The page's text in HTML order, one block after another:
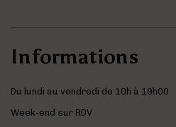
Informations
Du lundi au vendredi de 10h à 19h00
Week-end sur RDV